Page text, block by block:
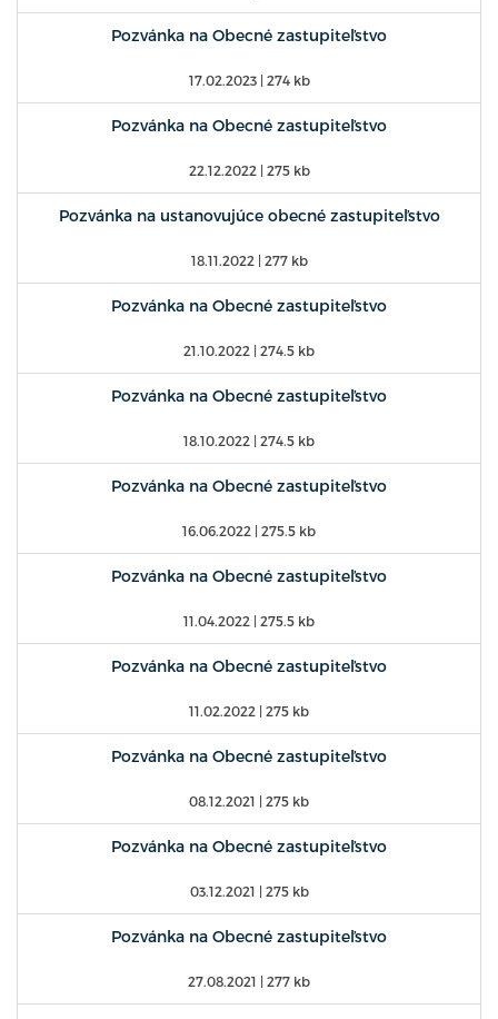
Pozvánka na Obecné zastupiteľstvo
17.02.2023| 274 kb
Pozvánka na Obecné zastupiteľstvo
22.12.2022 | 275 kb
Pozvánka na ustanovujúce obecné zastupiteľstvo
18.11.2022 | 277 kb
Pozvánka na Obecné zastupiteľstvo
21.10.2022 | 274.5 kb
Pozvánka na Obecné zastupiteľstvo
18.10.2022 | 274.5 kb
Pozvánka na Obecné zastupiteľstvo
16.06.2022 | 275.5 kb
Pozvánka na Obecné zastupiteľstvo
11.04.2022 | 275.5 kb
Pozvánka na Obecné zastupiteľstvo
11.02.2022 | 275 kb
Pozvánka na Obecné zastupiteľstvo
08.12.2021 | 275 kb
Pozvánka na Obecné zastupiteľstvo
03.12.2021 | 275 kb
Pozvánka na Obecné zastupiteľstvo
27.08.2021 | 277 kb